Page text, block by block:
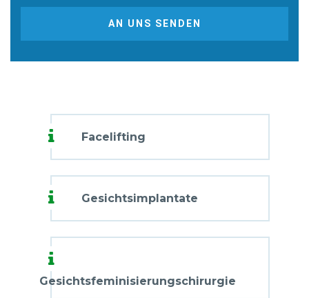
AN UNS SENDEN
Facelifting
Gesichtsimplantate
Gesichtsfeminisierungschirurgie